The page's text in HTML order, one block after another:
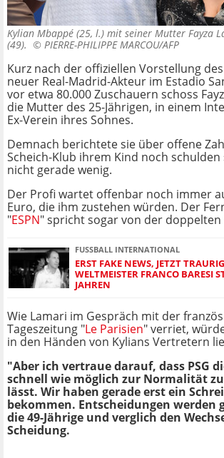
Kylian Mbappé (25, l.) mit seiner Mutter Fayza
(49). © PIERRE-PHILIPPE MARCOU/AFP
Kurz nach der offiziellen Vorstellung
neuer Real-Madrid-Akteur im Estadio
vor etwa 80.000 Zuschauern schoss
die Mutter des 25-Jährigen, in einem
Ex-Verein ihres Sohnes.
Demnach berichtete sie über offene
Scheich-Klub ihrem Kind noch schulden
nicht gerade wenig.
Der Profi wartet offenbar noch immer
Euro, die ihm zustehen würden. Der
"ESPN" spricht sogar von der doppelten
FUSSBALL INTERNATIONAL
ERST FAKE NEWS, JETZT
WELTMEISTER FRANCO BARESI
JAHREN
Wie Lamari im Gespräch mit der
Tageszeitung "Le Parisien" verriet,
in den Händen von Kylians Vertretern
"Aber ich vertraue darauf, dass PSG
schnell wie möglich zur Normalität
lässt. Wir haben gerade erst ein
bekommen. Entscheidungen werden
die 49-Jährige und verglich den
Scheidung.